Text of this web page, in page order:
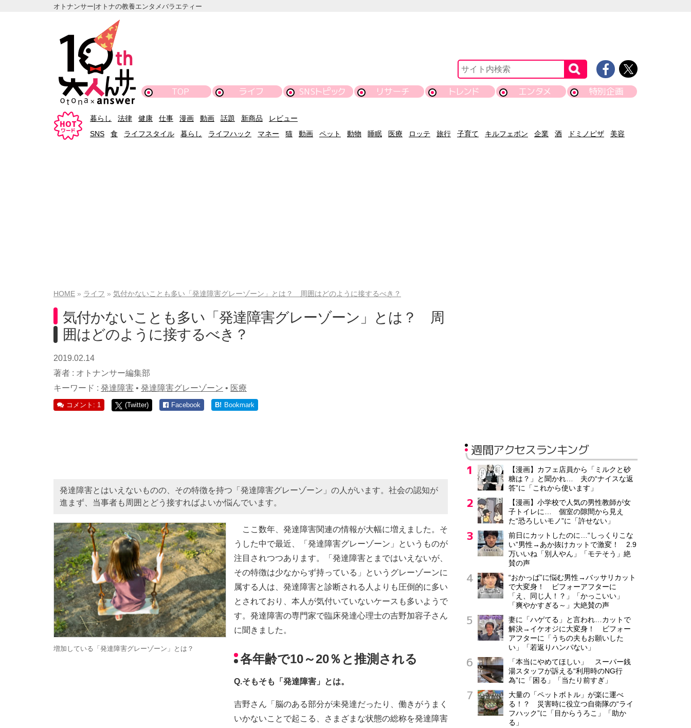
オトナンサー|オトナの教養エンタメバラエティー
TOP ライフ SNSトピック リサーチ トレンド エンタメ 特別企画
暮らし 法律 健康 仕事 漫画 動画 話題 新商品
レビュー
SNS
食 ライフスタイル 暮らし ライフハック マネー 猫 動画 ペット 動物 睡眠 医療 ロッテ 旅行 子育て キルフェボン 企業 酒 ドミノピザ 美容
HOME ライフ 気付かないことも多い「発達障害グレーゾーン」とは？ 周囲はどのように接するべき？
気付かないことも多い「発達障害グレーゾーン」とは？ 周
囲はどのように接するべき？
2019.02.14
著者 : オトナンサー編集部
キーワード : 発達障害 • 発達障害グレーゾーン • 医療
コメント: 1 (Twitter) Facebook B! Bookmark
発達障害とはいえないものの、その特徴を持つ「発達障害グレーゾーン」の人がいます。社会の認知が
進まず、当事者も周囲とどう接すればよいか悩んでいます。
増加している「発達障害グレーゾーン」とは？
ここ数年、発達障害関連の情報が大幅に増えました。そ
うした中で最近、「発達障害グレーゾーン」というものが
注目されつつあります。「発達障害とまではいえないが、
その特徴は少なからず持っている」というグレーゾーンに
属する人は、発達障害と診断される人よりも圧倒的に多い
とされており、本人が気付いていないケースも多いようで
す。発達障害の専門家で臨床発達心理士の吉野加容子さん
に聞きました。
各年齢で10～20％と推測される
Q.そもそも「発達障害」とは。
吉野さん「脳のある部分が未発達だったり、働きがうまく
いかないことで起こる、さまざまな状態の総称を発達障害
週間アクセスランキング
【漫画】カフェ店員から「ミルクと砂
糖は？」と聞かれ… 夫の“ナイスな返
答”に「これから使います」
【漫画】小学校で人気の男性教師が女
子トイレに… 個室の隙間から見え
た“恐ろしいモノ”に「許せない」
前日にカットしたのに…“しっくりこな
い”男性→あか抜けカットで激変！ 2.9
万いいね「別人やん」「モテそう」絶
賛の声
“おかっぱ”に悩む男性→バッサリカット
で大変身！ ビフォーアフターに
「え、同じ人！？」「かっこいい」
「爽やかすぎる～」大絶賛の声
妻に「ハゲてる」と言われ…カットで
解決→イケオジに大変身！ ビフォー
アフターに「うちの夫もお願いした
い」「若返りハンパない」
「本当にやめてほしい」 スーパー銭
湯スタッフが訴える“利用時のNG行
為”に「困る」「当たり前すぎ」
大量の「ペットボトル」が楽に運べ
る！？ 災害時に役立つ自衛隊の“ライ
フハック”に「目からうろこ」「助か
る」